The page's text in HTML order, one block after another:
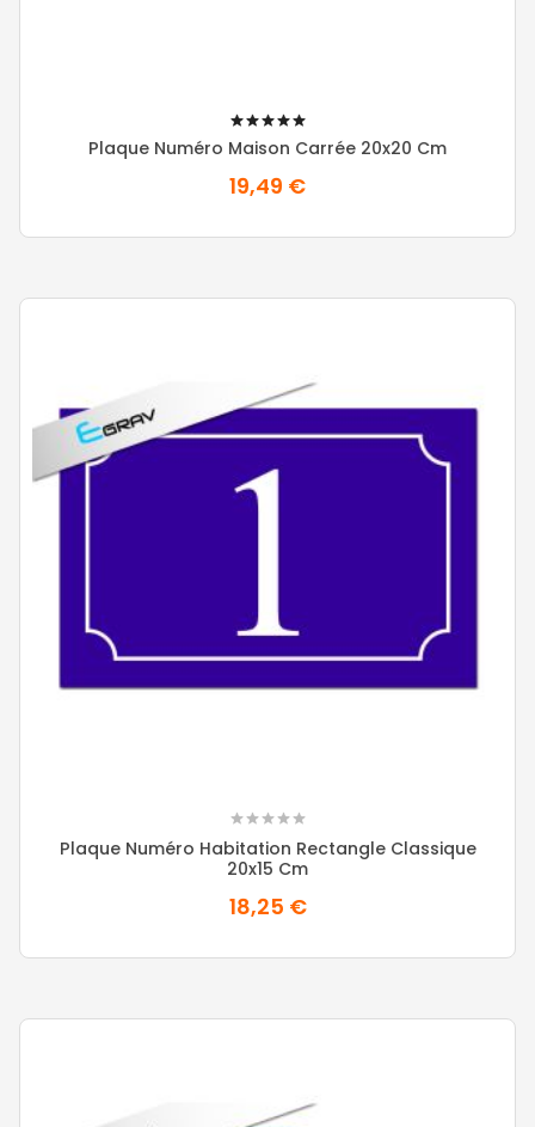
100%
Plaque Numéro Maison Carrée 20x20 Cm
19,49 €
Plaque Numéro Habitation Rectangle Classique
20x15 Cm
18,25 €